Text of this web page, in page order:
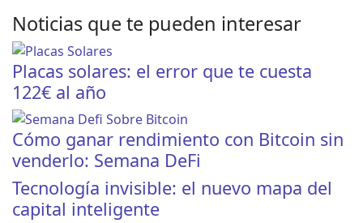
Noticias que te pueden interesar
Placas solares: el error que te cuesta
122€ al año
Cómo ganar rendimiento con Bitcoin sin
venderlo: Semana DeFi
Tecnología invisible: el nuevo mapa del
capital inteligente